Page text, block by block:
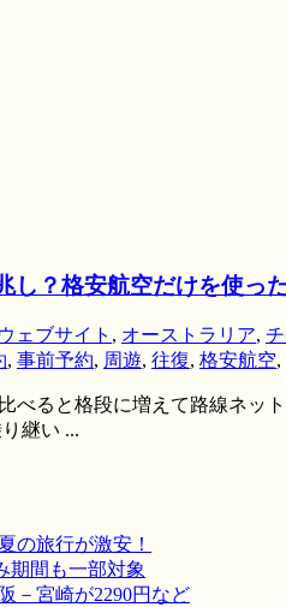
し？格安航空だけを使っ
ウェブサイト , オーストラリア,
, 事前予約, 周遊, 往復, 格安航空,
べると格段に増えて路線ネ
継い ...
の旅行が激安！
期間も一部対象
－宮崎が2290円など